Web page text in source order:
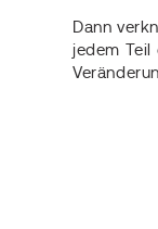
Dann
jedem Teil